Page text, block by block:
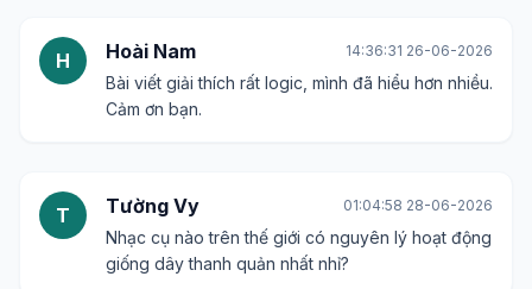
H Hoài Nam 14:36:31 26-06-2026
Bài viết giải thích rất logic, mình đã hiểu hơn nhiều.
Cảm ơn bạn.
T Tường Vy 01:04:58 28-06-2026
Nhạc cụ nào trên thế giới có nguyên lý hoạt động
giống dây thanh quản nhất nhỉ?